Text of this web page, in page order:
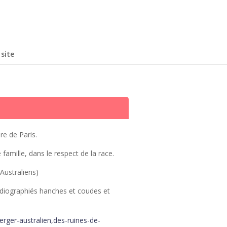
de Paris.
dans le respect de la race.
hanches et coudes et
australien,des-ruines-de-